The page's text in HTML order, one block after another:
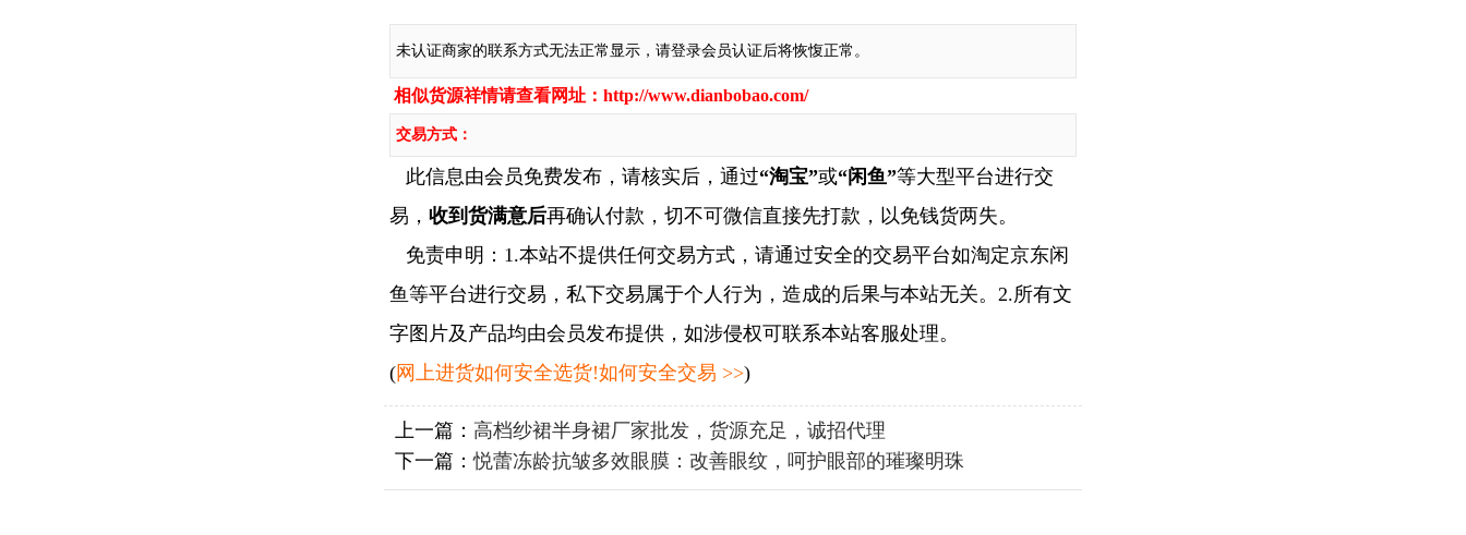
未认证商家的联系方式无法正常显示，请登录会员认证后将恢愎正常。
相似货源祥情请查看网址： http://www.dianbobao.com/
交易方式：
此信息由会员免费发布，请核实后，通过“淘宝”或“闲鱼”等大型平台进行交
易， 收到货满意后再确认付款，切不可微信直接先打款，以免钱货两失。
免责申明：1.本站不提供任何交易方式，请通过安全的交易平台如淘定京东闲
鱼等平台进行交易，私下交易属于个人行为，造成的后果与本站无关。2.所有文
字图片及产品均由会员发布提供，如涉侵权可联系本站客服处理。
(网上进货如何安全选货!如何安全交易 >>)
上一篇： 高档纱裙半身裙厂家批发，货源充足，诚招代理
下一篇：悦蕾冻龄抗皱多效眼膜：改善眼纹，呵护眼部的璀璨明珠